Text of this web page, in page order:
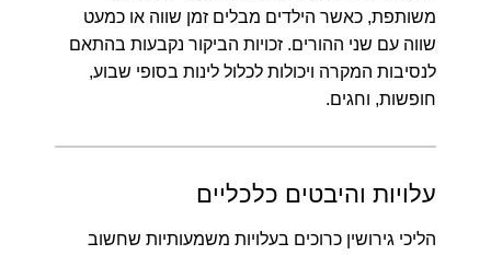
משותפת, כאשר הילדים מבלים זמן שווה או כמעט
שווה עם שני ההורים. זכויות הביקור נקבעות בהתאם
לנסיבות המקרה ויכולות לכלול לינות בסופי שבוע,
חופשות, וחגים.
עלויות והיבטים כלכליים
הליכי גירושין כרוכים בעלויות משמעותיות שחשוב